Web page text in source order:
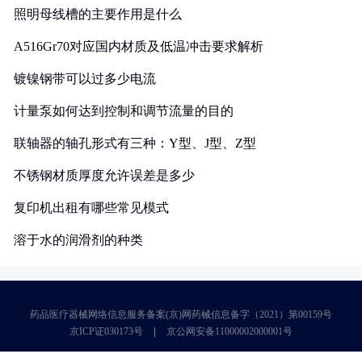
照明母线槽的主要作用是什么
A516Gr70对应国内材质及低温冲击要求解析
镀镍钢带可以过多少电流
计量泵如何达到控制和调节流量的目的
联轴器的轴孔形式有三种：Y型、J型、Z型
不锈钢材质厚度允许误差是多少
复印机出租有哪些常见模式
溶于水的润滑剂的种类
药品医疗器械网络信息服务备案(京)网药械信息备字（2021）第00159号
京ICP证030173号
京公网安备11000002000001号